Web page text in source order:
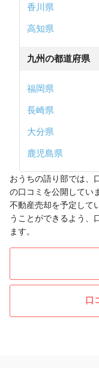
香川県
高知県
九州の都道府県
福岡県
長崎県
大分県
鹿児島県
おうちの語り部では、
の口コミを公開してい
不動産売却を予定して
うことができるよう、
ます。
口